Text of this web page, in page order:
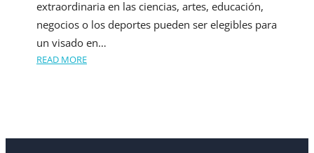
extraordinaria en las ciencias, artes, educación,
negocios o los deportes pueden ser elegibles para
un visado en…
READ MORE